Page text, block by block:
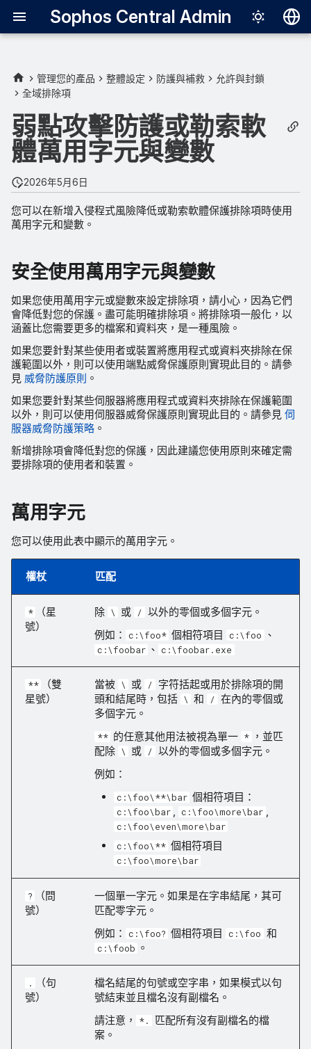
Sophos Central Admin
English
Français
安全使用萬用字元與變數
萬用字元
變數
管理您的產品 整體設定 防護與補救
允許與封鎖
全域排除項
弱點攻擊防護或勒索軟
體萬用字元與變數
2026年5月6日
您可以在新增入侵程式風險降低或勒索軟體保護排除項時使用
萬用字元和變數。
安全使用萬用字元與變數
如果您使用萬用字元或變數來設定排除項，請小心，因為它們
會降低對您的保護。盡可能明確排除項。將排除項一般化，以
涵蓋比您需要更多的檔案和資料夾，是一種風險。
如果您要針對某些使用者或裝置將應用程式或資料夾排除在保
護範圍以外，則可以使用端點威脅保護原則實現此目的。請參
見 威脅防護原則 。
如果您要針對某些伺服器將應用程式或資料夾排除在保護範圍
以外，則可以使用伺服器威脅保護原則實現此目的。請參見 伺
服器威脅防護策略 。
新增排除項會降低對您的保護，因此建議您使用原則來確定需
要排除項的使用者和裝置。
萬用字元
您可以使用此表中顯示的萬用字元。
權杖 匹配
*
（星
號）
除 \ 或 / 以外的零個或多個字元。
例如：
c:\foo* 個相符項目 c:\foo 、
c:\foobar 、 c:\foobar.exe
**
（雙
星號）
當被 \ 或 /
字符括起或用於排除項的開
頭和結尾時，包括 \ 和 / 在內的零個或
多個字元。
** 的任意其他用法被視為單一 *
，並匹
配除 \ 或 / 以外的零個或多個字元。
例如：
c:\foo\**\bar 個相符項目：
c:\foo\bar , c:\foo\more\bar ,
c:\foo\even\more\bar
c:\foo\** 個相符項目
c:\foo\more\bar
?
（問
號）
一個單一字元。如果是在字串結尾，其可
匹配零字元。
例如：
c:\foo? 個相符項目 c:\foo 和
c:\foob 。
.
（句
號）
檔名結尾的句號或空字串，如果模式以句
號結束並且檔名沒有副檔名。
請注意，
*.
匹配所有沒有副檔名的檔
案。